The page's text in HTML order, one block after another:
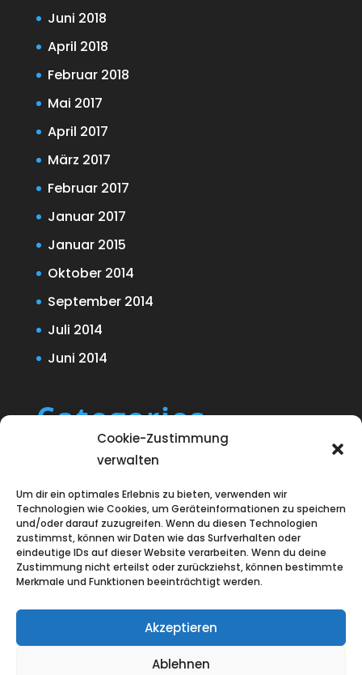
Cookie-Zustimmung
verwalten
Um dir ein optimales Erlebnis zu bieten, verwenden wir
Technologien wie Cookies, um Geräteinformationen zu speichern
und/oder darauf zuzugreifen. Wenn du diesen Technologien
zustimmst, können wir Daten wie das Surfverhalten oder
eindeutige IDs auf dieser Website verarbeiten. Wenn du deine
Zustimmung nicht erteilst oder zurückziehst, können bestimmte
Merkmale und Funktionen beeinträchtigt werden.
Akzeptieren
Ablehnen
Juni 2018
April 2018
Februar 2018
Mai 2017
April 2017
März 2017
Februar 2017
Januar 2017
Januar 2015
Oktober 2014
September 2014
Juli 2014
Juni 2014
Categories